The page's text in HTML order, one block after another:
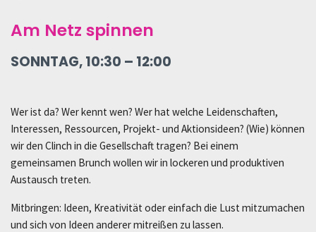
Am Netz spinnen
SONNTAG, 10:30 – 12:00
Wer ist da? Wer kennt wen? Wer hat welche Leidenschaften,
Interessen, Ressourcen, Projekt- und Aktionsideen? (Wie) können
wir den Clinch in die Gesellschaft tragen? Bei einem
gemeinsamen Brunch wollen wir in lockeren und produktiven
Austausch treten.
Mitbringen: Ideen, Kreativität oder einfach die Lust mitzumachen
und sich von Ideen anderer mitreißen zu lassen.